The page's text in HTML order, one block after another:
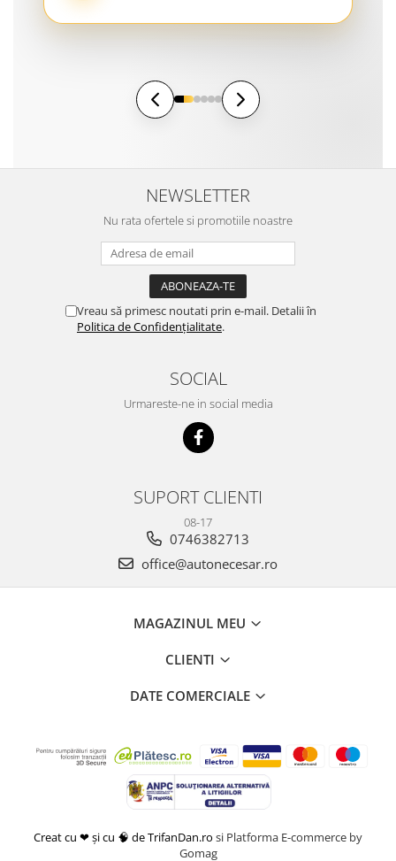
NEWSLETTER
Nu rata ofertele si promotiile noastre
Vreau să primesc noutati prin e-mail. Detalii în
Politica de Confidențialitate.
SOCIAL
Urmareste-ne in social media
SUPORT CLIENTI
08-17
0746382713
office@autonecesar.ro
MAGAZINUL MEU
CLIENTI
DATE COMERCIALE
Creat cu ❤ și cu 🧠 de TrifanDan.ro si Platforma E-commerce by
Gomag